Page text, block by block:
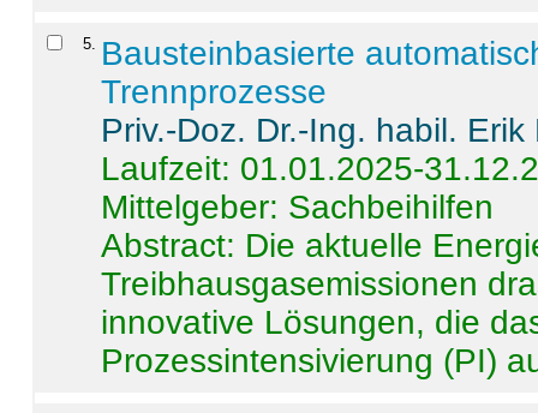
5
Bausteinbasierte
Trennprozesse
Priv.-Doz. Dr.-Ing. habil. Erik
Laufzeit: 01.01.2025-
Mittelgeber: Sachbeihilfen
Abstract: Die aktuelle
Treibhausgasemissionen
innovative Lösungen, die
Prozessintensivierung (PI)